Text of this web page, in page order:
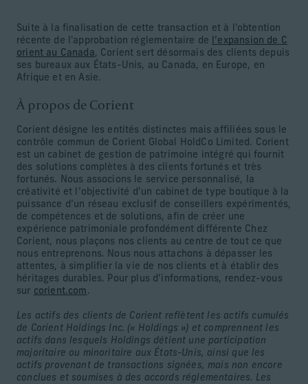
Suite à la finalisation de cette transaction et à l'obtention
récente de l'approbation réglementaire de
l’expansion de C
orient au Canada, Corient sert désormais des clients depuis
ses bureaux aux États-Unis, au Canada, en Europe, en
Afrique et en Asie.
À propos de Corient
Corient désigne les entités distinctes mais affiliées sous le
contrôle commun de Corient Global HoldCo Limited. Corient
est un cabinet de gestion de patrimoine intégré qui fournit
des solutions complètes à des clients fortunés et très
fortunés. Nous associons le service personnalisé, la
créativité et l’objectivité d’un cabinet de type boutique à la
puissance d’un réseau exclusif de conseillers expérimentés,
de compétences et de solutions, afin de créer une
expérience patrimoniale profondément différente Chez
Corient, nous plaçons nos clients au centre de tout ce que
nous entreprenons. Nous nous attachons à dépasser les
attentes, à simplifier la vie de nos clients et à établir des
héritages durables. Pour plus d’informations, rendez-vous
sur corient.com .
Les actifs des clients de Corient reflètent les actifs cumulés
de Corient Holdings Inc. (« Holdings ») et comprennent les
actifs dans lesquels Holdings détient une participation
majoritaire ou minoritaire aux États-Unis, ainsi que les
actifs provenant de transactions signées, mais non encore
conclues et soumises à des accords réglementaires. Les